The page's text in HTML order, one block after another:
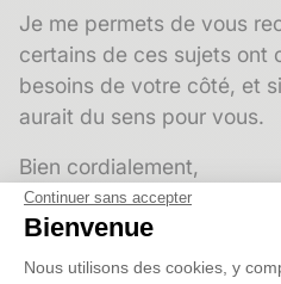
Continuer sans accepter
Bienvenue
Nous utilisons des cookies, y
Je me permets de vous
certains de ces sujets ont
besoins de votre côté, et
aurait du sens pour vous.
Bien cordialement,
[Signature]
Modèle 3 : relance